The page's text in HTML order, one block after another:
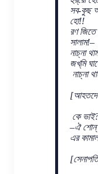
সব-কুছ
হো!!
রণ
সালাম!–
নাচ্‌না
জখ্‌মি
নাচ্‌না
কে
–ঐ শোন্‌
এর